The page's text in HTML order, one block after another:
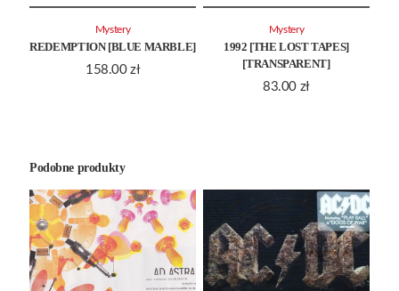
REDEMPTION [BLUE MARBLE]
158.00 zł
Mystery
1992 [THE LOST TAPES]
[TRANSPARENT]
83.00 zł
Mystery
Podobne produkty